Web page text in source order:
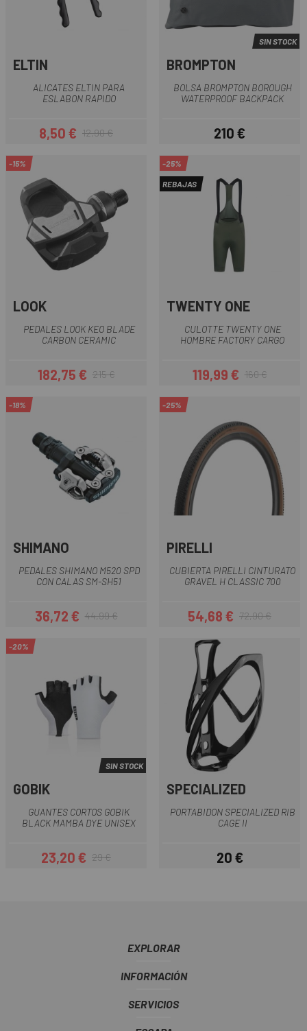
ELTIN
ALICATES ELTIN PARA
ESLABON RAPIDO
Precio
8,50 €Precio regular
12,90 €
SIN STOCK
BROMPTON
BOLSA BROMPTON BOROUGH
WATERPROOF BACKPACK
Precio
210 €
-15%
LOOK
PEDALES LOOK KEO BLADE
CARBON CERAMIC
Precio
182,75 €Precio regular
215 €
-25%
REBAJAS
TWENTY ONE
CULOTTE TWENTY ONE
HOMBRE FACTORY CARGO
Precio
119,99 €Precio regular
160 €
-18%
SHIMANO
PEDALES SHIMANO M520 SPD
CON CALAS SM-SH51
Precio
36,72 €Precio regular
44,99 €
-25%
PIRELLI
CUBIERTA PIRELLI CINTURATO
GRAVEL H CLASSIC 700
Precio
54,68 €Precio regular
72,90 €
-20%
SIN STOCK
GOBIK
GUANTES CORTOS GOBIK
BLACK MAMBA DYE UNISEX
Precio
23,20 €Precio regular
29 €
SPECIALIZED
PORTABIDON SPECIALIZED RIB
CAGE II
Precio
20 €
EXPLORAR
INFORMACIÓN
SERVICIOS